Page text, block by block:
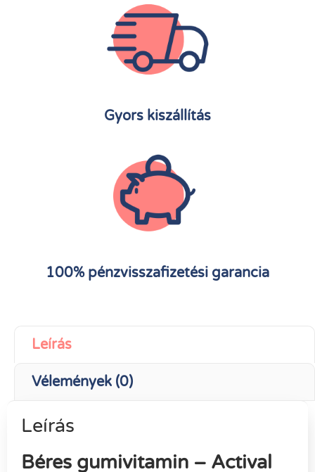
Gyors kiszállítás
100% pénzvisszafizetési garancia
Leírás
Vélemények (0)
Leírás
Béres gumivitamin – Actival